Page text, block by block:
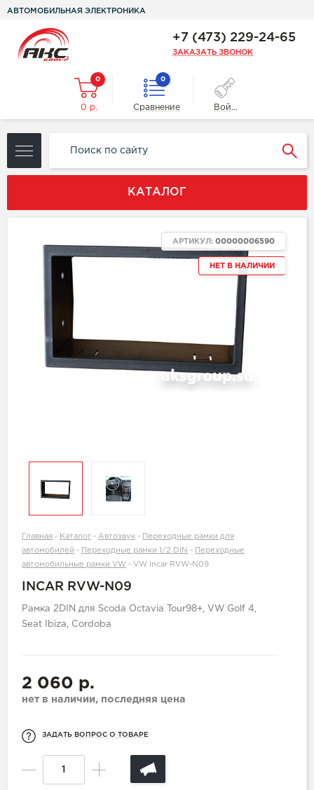
АВТОМОБИЛЬНАЯ ЭЛЕКТРОНИКА
+7 (473) 229-24-65
ЗАКАЗАТЬ ЗВОНОК
0
0 р.
0
Сравнение Войти
КАТАЛОГ
НЕТ В НАЛИЧИИ
АРТИКУЛ: 00000006590
Главная - Каталог - Автозвук -
Переходные рамки для
автомобилей - Переходные рамки 1/2 DIN -
Переходные
автомобильные рамки VW - VW Incar RVW-N09
INCAR RVW-N09
Рамка 2DIN для Scoda Оctavia Tour98+, VW Golf 4,
Seat Ibiza, Cordoba
2 060 р.
нет в наличии, последняя цена
ЗАДАТЬ ВОПРОС О ТОВАРЕ